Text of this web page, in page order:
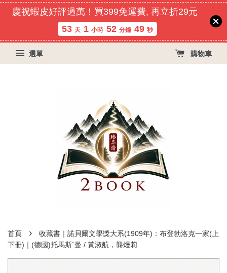
慶祝蝦皮好評過萬！買399免運費, 再立折29元
53 天 1 小時 52 分鐘 49 秒
選單 購物車
首頁 ›
收藏書｜諾貝爾文學獎大系(1909年)：布登勃洛克一家(上
下冊)｜(德國)托馬斯`曼 / 黃淑航，龔熳莉